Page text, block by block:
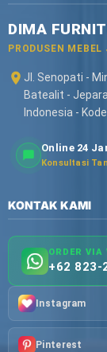
DIMA
PRODUSEN
Jl. Senopati -
Batealit -
Indonesia -
Online 24
Konsultasi
KONTAK KAMI
ORDER VIA
+62 823-
Instagram
Pinterest